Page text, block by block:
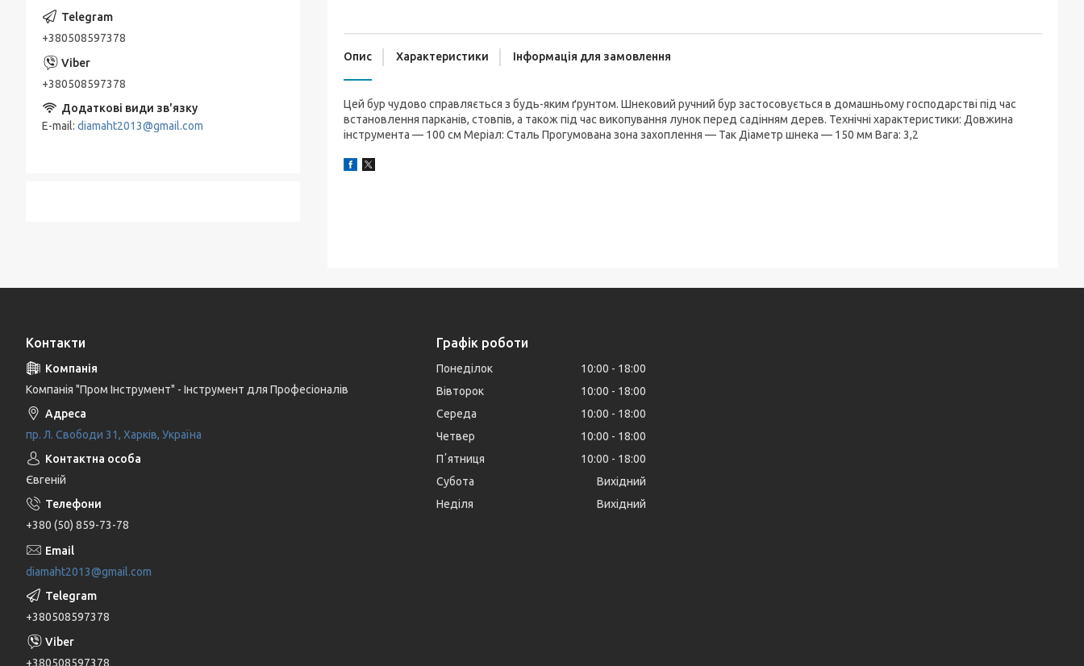
Опис Характеристики Інформація для замовлення
Цей бур чудово справляється з будь-яким ґрунтом. Шнековий ручний бур застосовується в домашньому господарстві під час
встановлення парканів, стовпів, а також під час викопування лунок перед садінням дерев. Технічні характеристики: Довжина
інструмента — 100 см Меріал: Сталь Прогумована зона захоплення — Так Діаметр шнека — 150 мм Вага: 3,2
+380508597378
+380508597378
E-mail diamaht2013@gmail.com
Контакти
Компанія "Пром Інструмент" - Інструмент для Професіоналів
пр. Л. Свободи 31, Харків, Україна
Євгеній
+380 (50) 859-73-78
diamaht2013@gmail.com
+380508597378
+380508597378
Графік роботи
Понеділок 10:00
18:00
Вівторок
10:00
18:00
Середа
10:00
18:00
Четвер
10:00
18:00
Пʼятниця
10:00
18:00
Субота
Вихідний
Неділя
Вихідний